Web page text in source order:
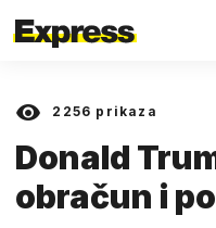
2256 prikaza
Donald
obračun i